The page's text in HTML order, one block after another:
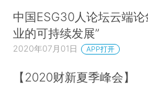
乔女士 yingqiao@caixin.com
中国ESG30人论坛云端
业的可持续发展”
2020年07月01日 APP打开
【2020财新夏季峰会】